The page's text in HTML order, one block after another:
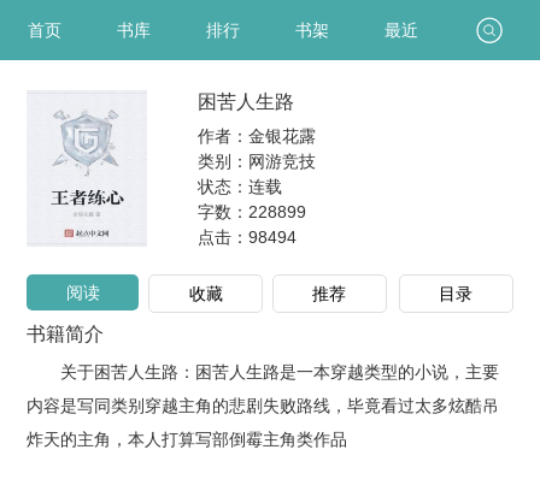
首页 书库 排行 书架 最近
困苦人生路
作者：金银花露
类别：网游竞技
状态：连载
字数：228899
点击： 98494
阅读 收藏 推荐 目录
书籍简介
关于困苦人生路：困苦人生路是一本穿越类型的小说，主要
内容是写同类别穿越主角的悲剧失败路线，毕竟看过太多炫酷吊
炸天的主角，本人打算写部倒霉主角类作品